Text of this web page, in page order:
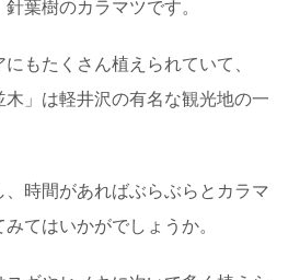
葉樹のカラマツです。
もたくさん植えられていて、
木」は軽井沢の有名な観光地の一
、時間があればぶらぶらとカラマ
てはいかがでしょうか。